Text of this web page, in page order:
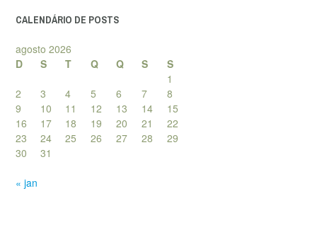
CALENDÁRIO DE POSTS
agosto 2026
D
S T Q Q S
S
1
2
3 4 5 6 7
8
9
10 11 12 13 14
15
16
17 18 19 20 21
22
23
24 25 26 27 28
29
30
31
« jan